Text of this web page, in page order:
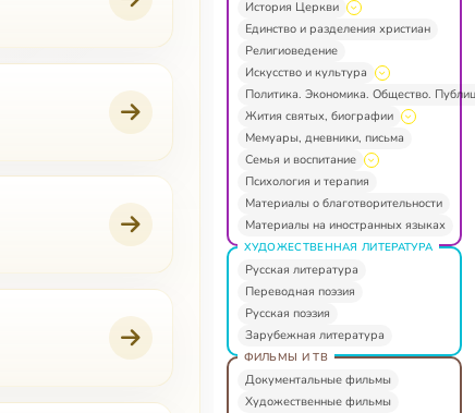
История Церкви
Единство и разделения христиан
Религиоведение
Искусство и культура
Политика. Экономика. Общество.
Жития святых, биографии
Мемуары, дневники, письма
Семья и воспитание
Психология и терапия
Материалы о благотворительности
Материалы на иностранных языках
ХУДОЖЕСТВЕННАЯ ЛИТЕРАТУРА
Русская литература
Переводная поэзия
Русская поэзия
Зарубежная литература
ФИЛЬМЫ И ТВ
Документальные фильмы
Художественные фильмы